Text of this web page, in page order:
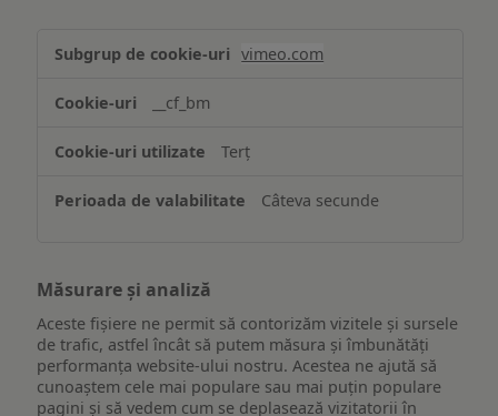
Asigurarea
funcționalităților
website-
ului
vimeo.com
__cf_bm
Terț
Câteva secunde
Măsurare și analiză
Aceste fișiere ne permit să contorizăm vizitele și sursele
de trafic, astfel încât să putem măsura și îmbunătăți
performanța website-ului nostru. Acestea ne ajută să
cunoaștem cele mai populare sau mai puțin populare
pagini și să vedem cum se deplasează vizitatorii în